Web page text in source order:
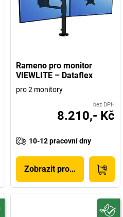
Rameno pro monitor
VIEWLITE – Dataflex
pro 2 monitory
bez DPH
8.210,- Kč
10-12 pracovní dny
Zobrazit produkt